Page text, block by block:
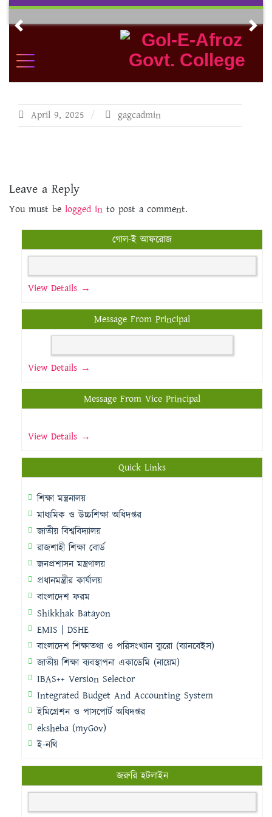
Skip
contentPrevious
April 9, 2025 gagcadmin
Leave a Reply
You must be logged in to post a comment.
গোল-ই আফরোজ
View Details →
Message From Principal
View Details →
Message From Vice Principal
View Details →
Quick Links
শিক্ষা মন্ত্রনালয়
মাধ্যমিক ও উচ্চশিক্ষা অধিদপ্তর
জাতীয় বিশ্ববিদ্যালয়
রাজশাহী শিক্ষা বোর্ড
জনপ্রশাসন মন্ত্রণালয়
প্রধানমন্ত্রীর কার্যালয়
বাংলাদেশ ফরম
Shikkhak Batayon
EMIS | DSHE
বাংলাদেশ শিক্ষাতথ্য ও পরিসংখ্যান ব্যুরো (ব্যানবেইস)
জাতীয় শিক্ষা ব্যবস্থাপনা একাডেমি (নায়েম)
IBAS++ Version Selector
Integrated Budget And Accounting System
ইমিগ্রেশন ও পাসপোর্ট অধিদপ্তর
eksheba (myGov)
ই-নথি
জরুরি হটলাইন